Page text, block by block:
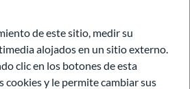
de este sitio, medir su
alojados en un sitio externo.
clic en los botones de esta
cookies y le permite cambiar sus